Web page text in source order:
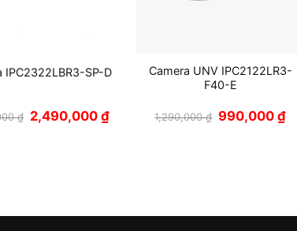
IPC2322LBR3-SP-D
₫ Giá
gốc
2,490,000 ₫Giá
hiện
Camera UNV IPC2122LR3-
F40-E
1,290,000₫ Giá
gốc
990,000₫Giá